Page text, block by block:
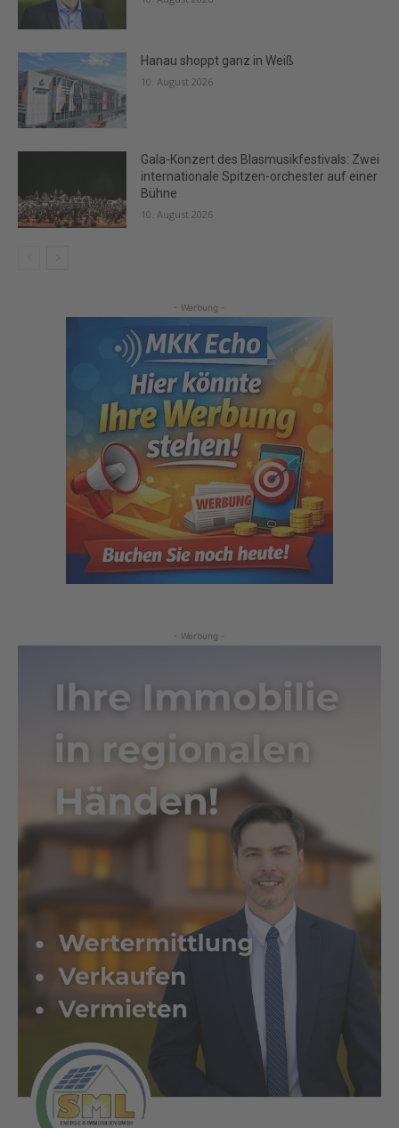
Hanau shoppt ganz in Weiß
10. August 2026
Gala-Konzert des Blasmusikfestivals: Zwei
internationale Spitzen-orchester auf einer
Bühne
10. August 2026
- Werbung -
- Werbung -